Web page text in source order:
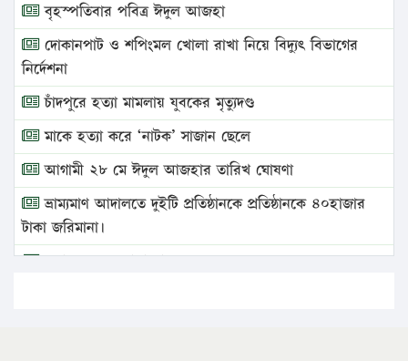
বৃহস্পতিবার পবিত্র ঈদুল আজহা
দোকানপাট ও শপিংমল খোলা রাখা নিয়ে বিদ্যুৎ বিভাগের
নির্দেশনা
চাঁদপুরে হত্যা মামলায় যুবকের মৃত্যুদণ্ড
মাকে হত্যা করে ‘নাটক’ সাজান ছেলে
আগামী ২৮ মে ঈদুল আজহার তারিখ ঘোষণা
ভ্রাম্যমাণ আদালতে দুইটি প্রতিষ্ঠানকে প্রতিষ্ঠানকে ৪০হাজার
টাকা জরিমানা।
এবার লঞ্চের ভাড়া বাড়ল